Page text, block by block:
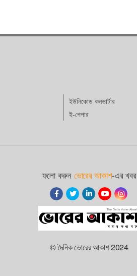
ইউনিকোড কনভার্টার
ই-পেপার
ফলো করুন ভোরের আকাশ-এর খবর
© দৈনিক ভোরের আকাশ 2024